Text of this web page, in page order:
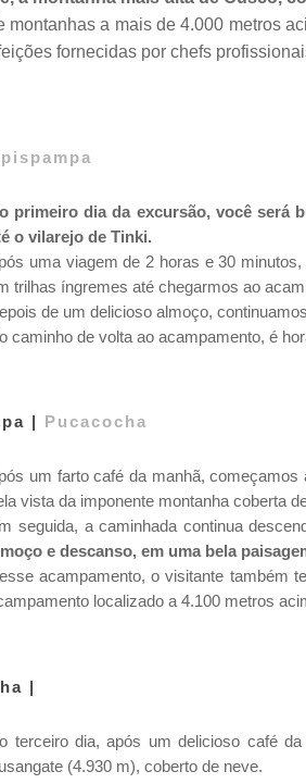
montanhas a mais de 4.000 metros
fornecidas por chefs
primeiro dia da excursão, você será
o vilarejo de Tinki.
uma viagem de 2 horas e 30
trilhas íngremes até chegarmos ao
de um delicioso almoço,
caminho de volta ao acampamento, é
| Pucacocha
um farto café da manhã,
vista da imponente montanha coberta
seguida, a caminhada continua
e descanso, em uma bela
acampamento, o visitante também
localizado a 4.100 metros
|
terceiro dia, após um delicioso café
(4.930 m), coberto de neve.